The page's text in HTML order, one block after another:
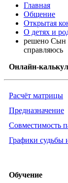
Главная
Общение
Открытая
О детях и
решено Сын
справляюсь
Онлайн-
Расчёт матрицы
Предназначение
Совместимость
Графики судьбы
Обучение